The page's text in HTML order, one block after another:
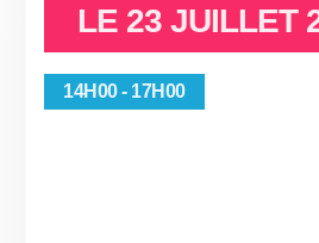
LE 23 JUILLET
14H00 - 17H00